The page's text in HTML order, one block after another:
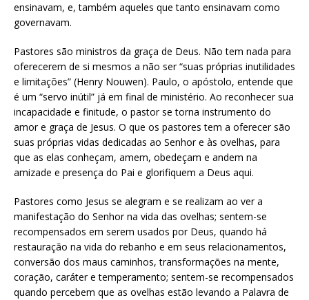
ensinavam, e, também aqueles que tanto ensinavam como
governavam.
Pastores são ministros da graça de Deus. Não tem nada para
oferecerem de si mesmos a não ser “suas próprias inutilidades
e limitações” (Henry Nouwen). Paulo, o apóstolo, entende que
é um “servo inútil” já em final de ministério. Ao reconhecer sua
incapacidade e finitude, o pastor se torna instrumento do
amor e graça de Jesus. O que os pastores tem a oferecer são
suas próprias vidas dedicadas ao Senhor e às ovelhas, para
que as elas conheçam, amem, obedeçam e andem na
amizade e presença do Pai e glorifiquem a Deus aqui.
Pastores como Jesus se alegram e se realizam ao ver a
manifestação do Senhor na vida das ovelhas; sentem-se
recompensados em serem usados por Deus, quando há
restauração na vida do rebanho e em seus relacionamentos,
conversão dos maus caminhos, transformações na mente,
coração, caráter e temperamento; sentem-se recompensados
quando percebem que as ovelhas estão levando a Palavra de